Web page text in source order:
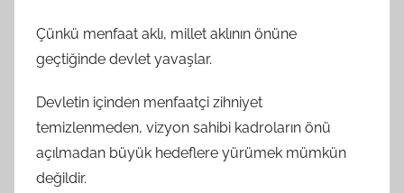
Çünkü menfaat aklı, millet aklının önüne
geçtiğinde devlet yavaşlar.
Devletin içinden menfaatçi zihniyet
temizlenmeden, vizyon sahibi kadroların önü
açılmadan büyük hedeflere yürümek mümkün
değildir.